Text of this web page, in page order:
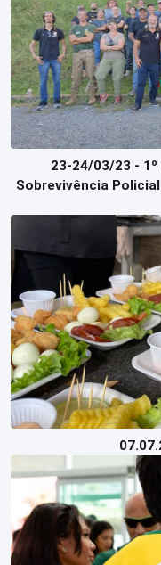
23-24/03/23 -
Sobrevivência